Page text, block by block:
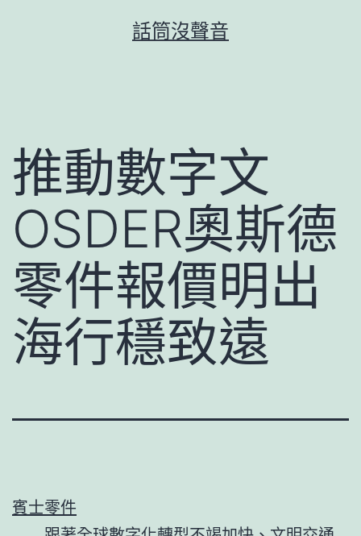
話筒沒聲音
推動數字文
OSDER奧斯德
零件報價明出
海行穩致遠
賓士零件